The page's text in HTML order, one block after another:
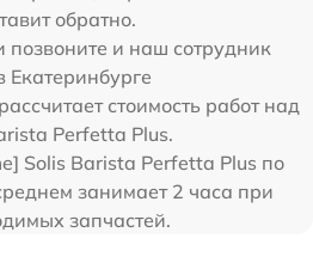
обратно.
позвоните и наш сотрудник
Екатеринбурге
стоимость работ над
Perfetta Plus.
Solis Barista Perfetta Plus по
занимает 2 часа при
запчастей.